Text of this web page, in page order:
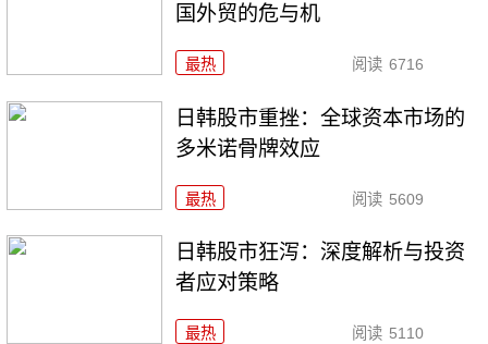
国外贸的危与机
最热 阅读 6716
日韩股市重挫：全球资本市场的
多米诺骨牌效应
最热 阅读 5609
日韩股市狂泻：深度解析与投资
者应对策略
最热 阅读 5110